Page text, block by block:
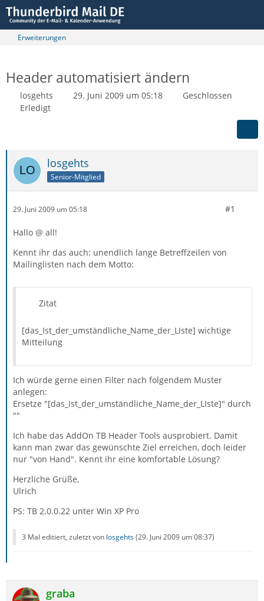
Erweiterungen
Header automatisiert ändern
losgehts 29. Juni 2009 um 05:18
Geschlossen
Erledigt
losgehts
Senior-Mitglied
29. Juni 2009 um 05:18 #1
Hallo @ all!
Kennt ihr das auch: unendlich lange Betreffzeilen von
Mailinglisten nach dem Motto:
Zitat
[das_Ist_der_umständliche_Name_der_LIste] wichtige
Mitteilung
Ich würde gerne einen Filter nach folgendem Muster
anlegen:
Ersetze "[das_Ist_der_umständliche_Name_der_LIste]" durch
""
Ich habe das AddOn TB Header Tools ausprobiert. Damit
kann man zwar das gewünschte Ziel erreichen, doch leider
nur "von Hand". Kennt ihr eine komfortable Lösung?
Herzliche Grüße,
Ulrich
PS: TB 2.0.0.22 unter Win XP Pro
3 Mal editiert, zuletzt von losgehts(29. Juni 2009 um 08:37)
graba